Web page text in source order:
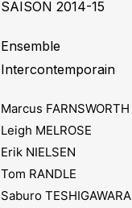
SAISON 2014-15
Ensemble
Intercontemporain
Marcus FARNSWORTH
Leigh MELROSE
Erik NIELSEN
Tom RANDLE
Saburo TESHIGAWARA